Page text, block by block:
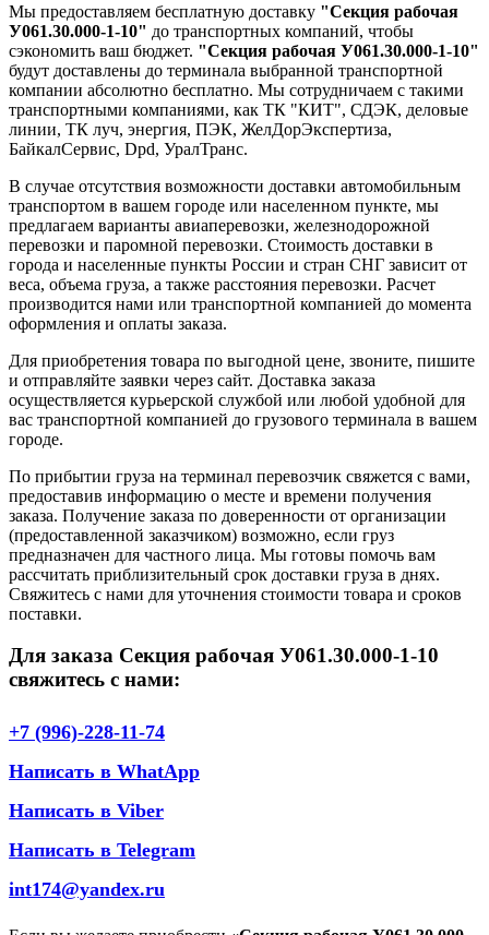
Мы предоставляем бесплатную доставку "Секция рабочая
У061.30.000-1-10" до транспортных компаний, чтобы
сэкономить ваш бюджет. "Секция рабочая У061.30.000-1-10"
будут доставлены до терминала выбранной транспортной
компании абсолютно бесплатно. Мы сотрудничаем с такими
транспортными компаниями, как ТК "КИТ", СДЭК, деловые
линии, ТК луч, энергия, ПЭК, ЖелДорЭкспертиза,
БайкалСервис, Dpd, УралТранс.
В случае отсутствия возможности доставки автомобильным
транспортом в вашем городе или населенном пункте, мы
предлагаем варианты авиаперевозки, железнодорожной
перевозки и паромной перевозки. Стоимость доставки в
города и населенные пункты России и стран СНГ зависит от
веса, объема груза, а также расстояния перевозки. Расчет
производится нами или транспортной компанией до момента
оформления и оплаты заказа.
Для приобретения товара по выгодной цене, звоните, пишите
и отправляйте заявки через сайт. Доставка заказа
осуществляется курьерской службой или любой удобной для
вас транспортной компанией до грузового терминала в вашем
городе.
По прибытии груза на терминал перевозчик свяжется с вами,
предоставив информацию о месте и времени получения
заказа. Получение заказа по доверенности от организации
(предоставленной заказчиком) возможно, если груз
предназначен для частного лица. Мы готовы помочь вам
рассчитать приблизительный срок доставки груза в днях.
Свяжитесь с нами для уточнения стоимости товара и сроков
поставки.
Для заказа Секция рабочая У061.30.000-1-10
свяжитесь с нами:
+7 (996)-228-11-74
Написать в WhatApp
Написать в Viber
Написать в Telegram
int174@yandex.ru